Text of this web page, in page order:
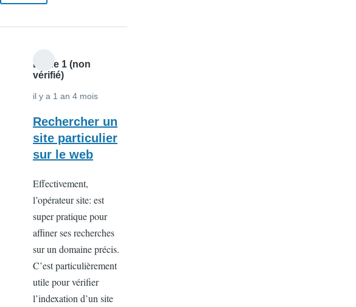
Ligne 1 (non
vérifié)
il y a 1 an 4 mois
Rechercher un
site particulier
sur le web
Effectivement,
l’opérateur site: est
super pratique pour
affiner ses recherches
sur un domaine précis.
C’est particulièrement
utile pour vérifier
l’indexation d’un site